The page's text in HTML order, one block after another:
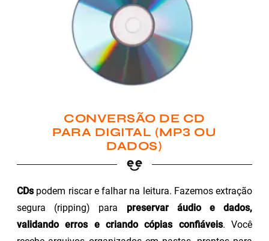
CONVERSÃO DE CD
PARA DIGITAL (MP3 OU
DADOS)
CDspodem riscar e falhar na leitura. Fazemos extração
segura (ripping) para preservar áudio e dados,
validando erros e criando cópias confiáveis. Você